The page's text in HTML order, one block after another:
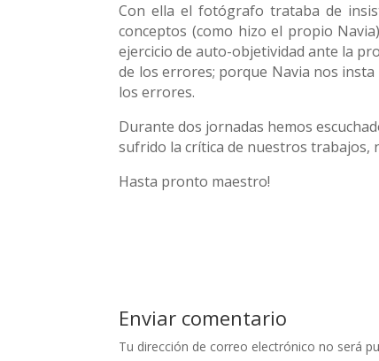
Con ella el fotógrafo trataba de
conceptos (como hizo el propio
ejercicio de auto-objetividad ante la
de los errores; porque Navia nos
los errores.
Durante dos jornadas hemos
sufrido la crítica de nuestros trabajos,
Hasta pronto maestro!
Enviar comentario
Tu dirección de correo electrónico no será